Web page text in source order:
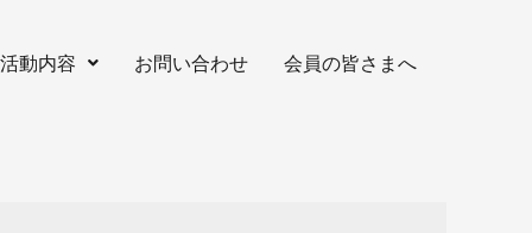
活動内容 お問い合わせ 会員の皆さまへ